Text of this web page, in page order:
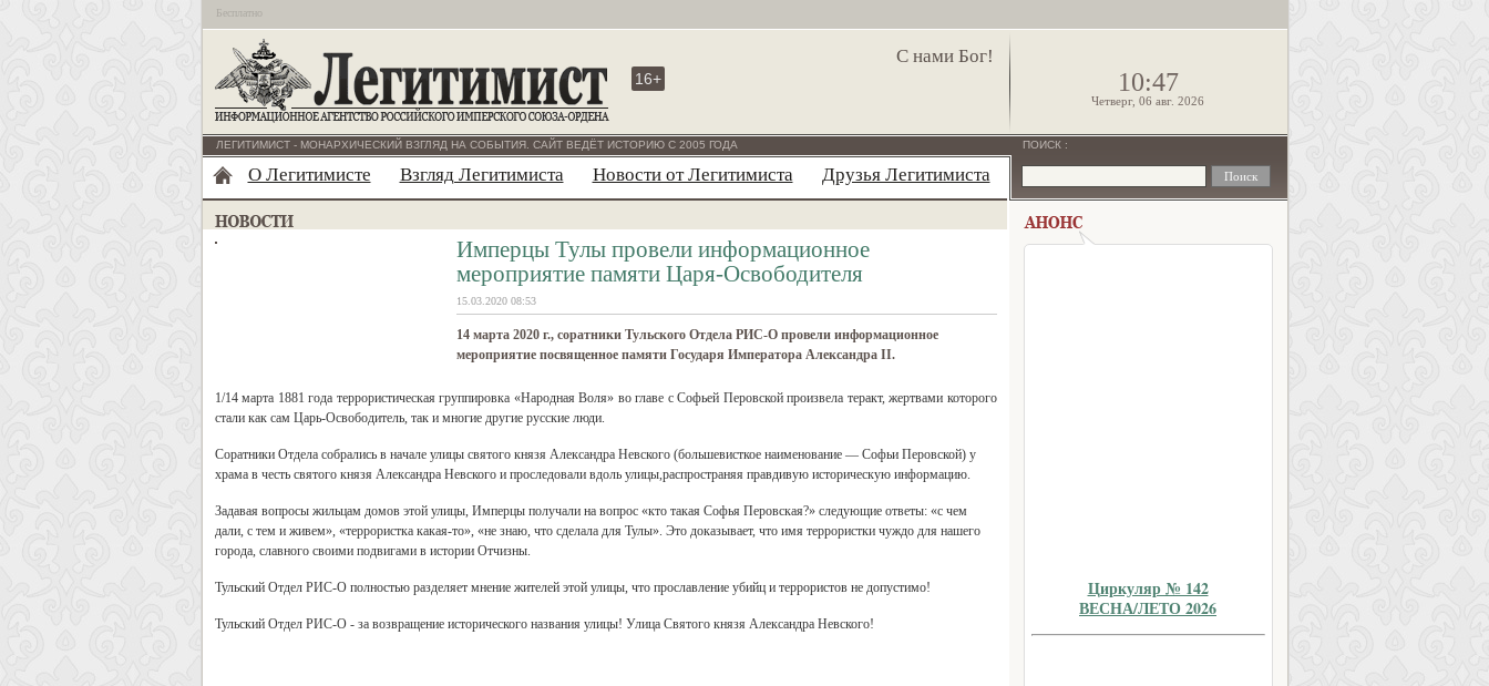
Бесплатно
С нами Бог!
16+ 10:47
Четверг, 06 авг. 2026
ЛЕГИТИМИСТ - МОНАРХИЧЕСКИЙ ВЗГЛЯД НА СОБЫТИЯ. САЙТ ВЕДЁТ ИСТОРИЮ С 2005 ГОДА
О Легитимисте Взгляд Легитимиста Новости от Легитимиста Друзья Легитимиста
Имперцы Тулы провели информационное
мероприятие памяти Царя-Освободителя
15.03.2020 08:53
14 марта 2020 г., соратники Тульского Отдела РИС-О провели информационное
мероприятие посвященное памяти Государя Императора Александра II.
1/14 марта 1881 года террористическая группировка «Народная Воля» во главе с Софьей Перовской произвела теракт, жертвами которого
стали как сам Царь-Освободитель, так и многие другие русские люди.
Соратники Отдела собрались в начале улицы святого князя Александра Невского (большевисткое наименование — Софьи Перовской) у
храма в честь святого князя Александра Невского и проследовали вдоль улицы,распространяя правдивую историческую информацию.
Задавая вопросы жильцам домов этой улицы, Имперцы получали на вопрос «кто такая Софья Перовская?» следующие ответы: «с чем
дали, с тем и живем», «террористка какая-то», «не знаю, что сделала для Тулы». Это доказывает, что имя террористки чуждо для нашего
города, славного своими подвигами в истории Отчизны.
Тульский Отдел РИС-О полностью разделяет мнение жителей этой улицы, что прославление убийц и террористов не допустимо!
Тульский Отдел РИС-О - за возвращение исторического названия улицы! Улица Святого князя Александра Невского!
ПОИСК :
Циркуляр № 142
ВЕСНА/ЛЕТО 2026